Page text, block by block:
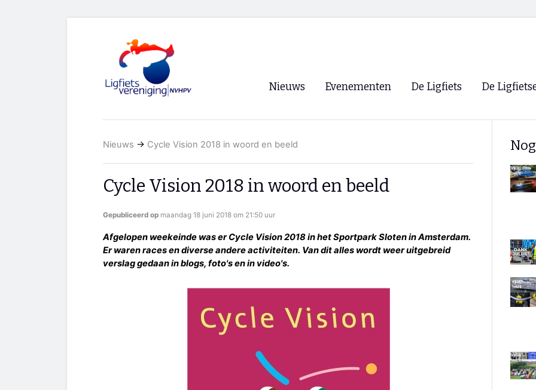
Nieuws Evenementen
WK Ligfietsen 2026
Oliebollentocht
De Ligfiets De
Lokale
Forum
Nieuws → Cycle Vision 2018 in woord en beeld
Cycle Vision 2018 in woord en beeld
Gepubliceerd op maandag 18 juni 2018 om 21:50 uur
Afgelopen weekeinde was er Cycle Vision 2018 in het Sportpark Sloten in Amsterdam.
Er waren races en diverse andere activiteiten. Van dit alles wordt weer uitgebreid
verslag gedaan in blogs, foto's en in video's.